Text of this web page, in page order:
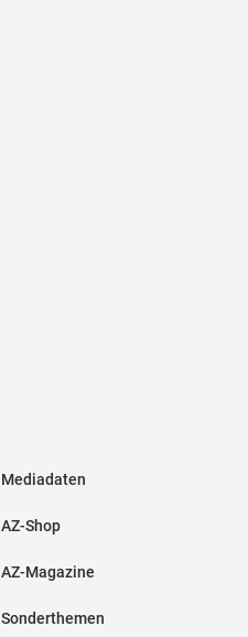
Mediadaten
AZ-Shop
AZ-Magazine
Sonderthemen